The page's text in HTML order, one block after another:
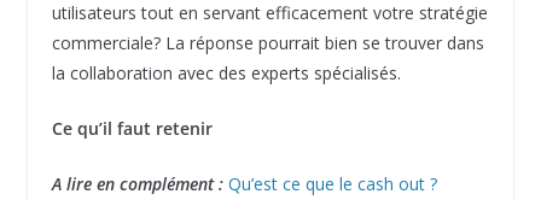
utilisateurs tout en servant efficacement votre stratégie
commerciale? La réponse pourrait bien se trouver dans
la collaboration avec des experts spécialisés.
Ce qu’il faut retenir
A lire en complément : Qu’est ce que le cash out ?